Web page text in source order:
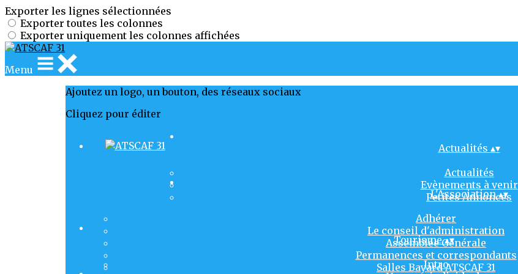
Exporter les lignes sélectionnées
Exporter toutes les colonnes
Exporter uniquement les colonnes affichées
Menu
Ajoutez un logo, un bouton, des réseaux sociaux
Cliquez pour éditer
Actualités ▴▾
Actualités
Evènements à venir
Petites Annonces
L'Association▴▾
Adhérer
Le conseil d'administration
Assemblée Générale
Permanences et correspondants
Salles Bayard ATSCAF 31
Tourisme▴▾
Intro